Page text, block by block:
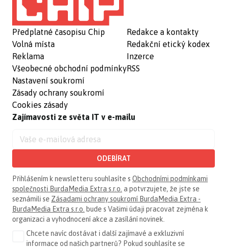
Předplatné časopisu Chip
Volná místa
Reklama
Všeobecné obchodní podmínky
Nastavení soukromí
Zásady ochrany soukromí
Cookies zásady
Redakce a kontakty
Redakční etický kodex
Inzerce
RSS
Zajímavosti ze světa IT v e-mailu
ODEBÍRAT
Přihlášením k newsletteru souhlasíte s Obchodními podmínkami
společnosti BurdaMedia Extra s.r.o. a potvrzujete, že jste se
seznámili se Zásadami ochrany soukromí BurdaMedia Extra -
BurdaMedia Extra s.r.o. bude s Vašimi údaji pracovat zejména k
organizaci a vyhodnocení akce a zasílání novinek.
Chcete navíc dostávat i další zajímavé a exkluzivní
informace od našich partnerů? Pokud souhlasíte se